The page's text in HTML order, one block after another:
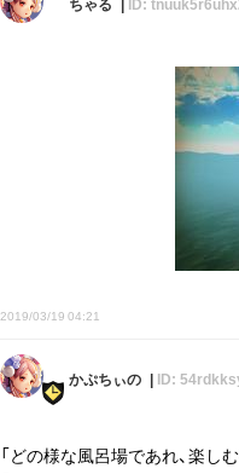
2019/03/19 04:21
かぷちぃの ID:
「どの様な風呂場であれ、楽